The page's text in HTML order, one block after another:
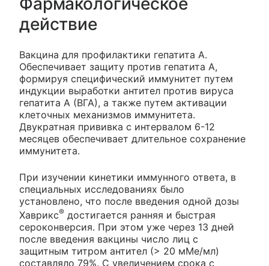
действие
Вакцина для профилактики гепатита А.
Обеспечивает защиту против гепатита А,
формируя специфический иммунитет путем
индукции выработки антител против вируса
гепатита А (ВГА), а также путем активации
клеточных механизмов иммунитета.
Двукратная прививка с интервалом 6-12
месяцев обеспечивает длительное сохранение
иммунитета.
При изучении кинетики иммунного ответа, в
специальных исследованиях было
установлено, что после введения одной дозы
Хаврикс® достигается ранняя и быстрая
сероконверсия. При этом уже через 13 дней
после введения вакцины число лиц с
защитным титром антител (> 20 мМе/мл)
составляло 79%. С увеличением срока с